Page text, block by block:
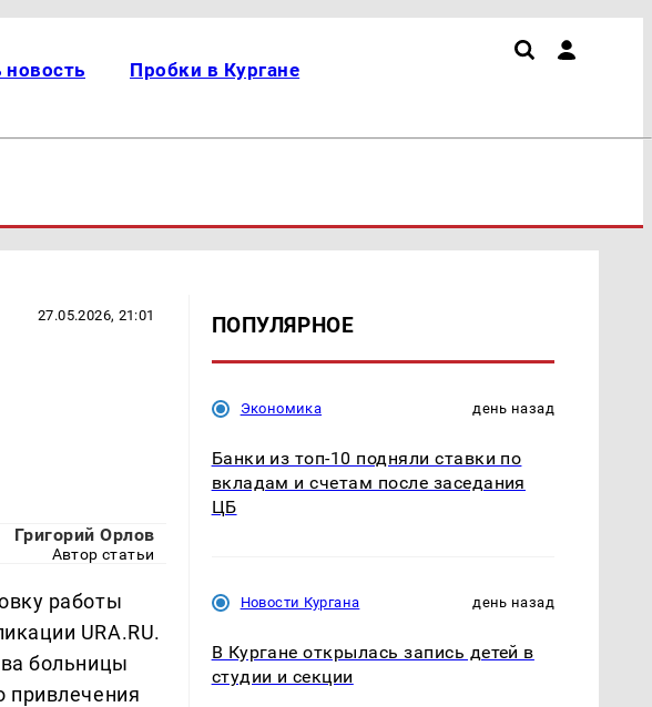
новость Пробки в Кургане
27.05.2026, 21:01
Григорий Орлов
Автор статьи
работы
URA.RU.
больницы
привлечения
ПОПУЛЯРНОЕ
Экономика день назад
Банки из топ-10 подняли ставки по
вкладам и счетам после заседания
ЦБ
Новости Кургана день назад
В Кургане открылась запись детей в
студии и секции